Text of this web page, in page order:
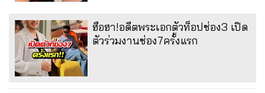
ฮือฮา!อดีตพระเอกตัวท็อปช่อง3 เปิด
ตัวร่วมงานช่อง7ครั้งแรก